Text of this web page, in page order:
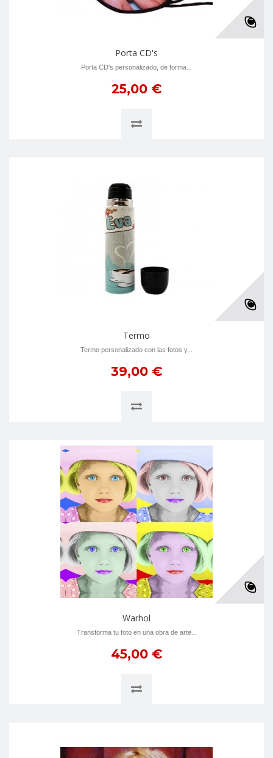
Porta CD's
Porta CD's personalizado, de forma...
25,00 €
Termo
Termo personalizado con las fotos y...
39,00 €
Warhol
Transforma tu foto en una obra de arte...
45,00 €